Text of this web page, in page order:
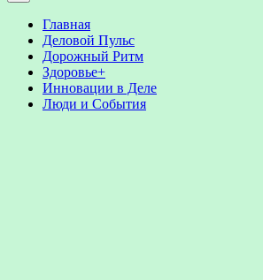
Главная
Деловой Пульс
Дорожный Ритм
Здоровье+
Инновации в Деле
Люди и События